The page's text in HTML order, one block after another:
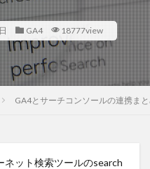
GA4 18777view
GA4とサーチコンソールの連携ま
ット検索ツールのsearch